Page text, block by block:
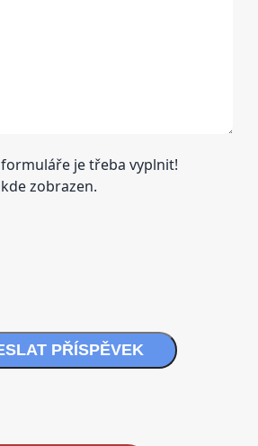
je třeba vyplnit!
zobrazen.
PŘÍSPĚVEK